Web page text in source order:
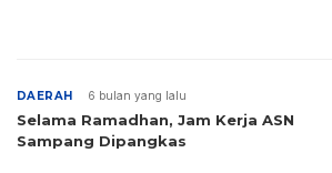
DAERAH 6 bulan yang lalu
Selama Ramadhan, Jam Kerja ASN
Sampang Dipangkas